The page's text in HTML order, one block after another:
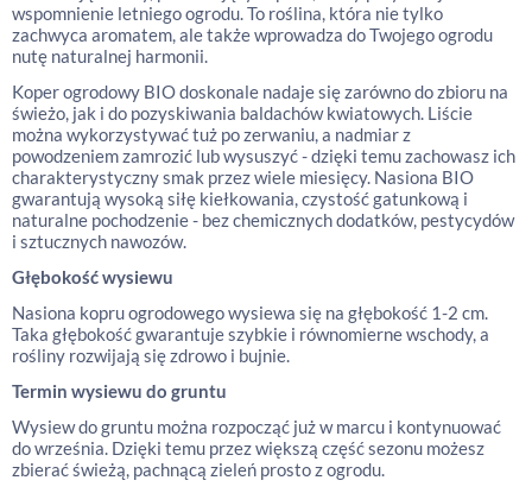
wspomnienie letniego ogrodu. To roślina, która nie tylko
zachwyca aromatem, ale także wprowadza do Twojego ogrodu
nutę naturalnej harmonii.
Koper ogrodowy BIO doskonale nadaje się zarówno do zbioru na
świeżo, jak i do pozyskiwania baldachów kwiatowych. Liście
można wykorzystywać tuż po zerwaniu, a nadmiar z
powodzeniem zamrozić lub wysuszyć - dzięki temu zachowasz ich
charakterystyczny smak przez wiele miesięcy. Nasiona BIO
gwarantują wysoką siłę kiełkowania, czystość gatunkową i
naturalne pochodzenie - bez chemicznych dodatków, pestycydów
i sztucznych nawozów.
Głębokość wysiewu
Nasiona kopru ogrodowego wysiewa się na głębokość 1-2 cm.
Taka głębokość gwarantuje szybkie i równomierne wschody, a
rośliny rozwijają się zdrowo i bujnie.
Termin wysiewu do gruntu
Wysiew do gruntu można rozpocząć już w marcu i kontynuować
do września. Dzięki temu przez większą część sezonu możesz
zbierać świeżą, pachnącą zieleń prosto z ogrodu.